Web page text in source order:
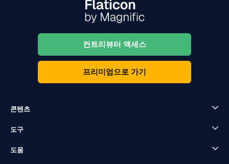
컨트리뷰터 액세스
프리미엄으로 가기
콘텐츠
도구
도움